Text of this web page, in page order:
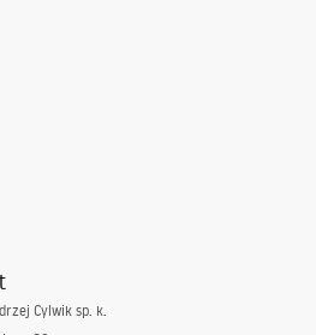
Cylwik sp. k.